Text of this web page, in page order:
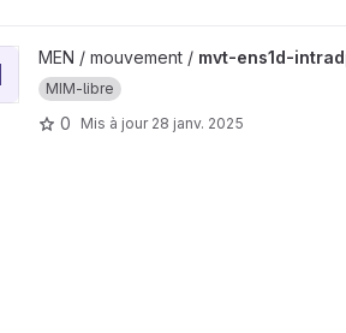
le projet mvt-ens1d-intradpt
MEN / mouvement / mvt-ens1d-
MIM-libre
0 Mis à jour 28 janv. 2025